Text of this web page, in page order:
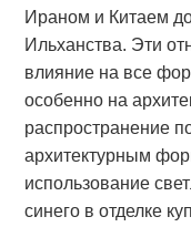
Ираном и Китаем
Ильханства. Эти
влияние на все
особенно на
распространение
архитектурным
использование
синего в отделке